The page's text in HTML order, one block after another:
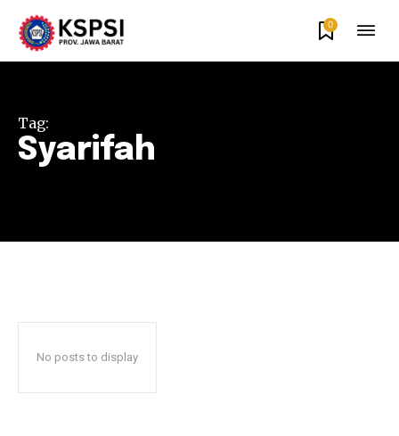
0
Tag:
Syarifah
No posts to display